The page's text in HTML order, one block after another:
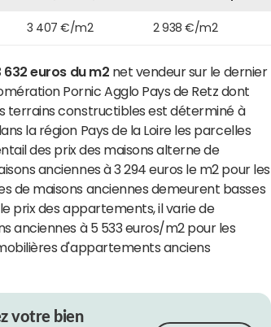
3 407 €/m2 2 938 €/m2
632 euros du m2 net vendeur sur le dernier
Pornic Agglo Pays de Retz dont
terrains constructibles est déterminé à
la région Pays de la Loire les parcelles
des prix des maisons alterne de
anciennes à 3 294 euros le m2 pour les
de maisons anciennes demeurent basses
prix des appartements, il varie de
anciennes à 5 533 euros/m2 pour les
d'appartements anciens
votre bien